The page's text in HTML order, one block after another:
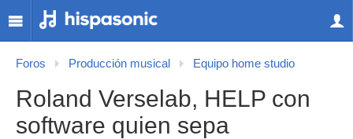
Foros Producción musical Equipo home studio
Roland Verselab, HELP con
software quien sepa